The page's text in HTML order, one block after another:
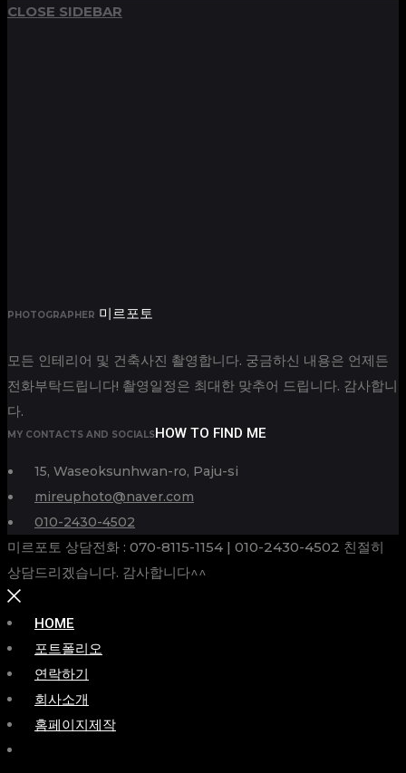
CLOSE SIDEBAR
PHOTOGRAPHER 미르포토
모든 인테리어 및 건축사진 촬영합니다. 궁금하신 내용은 언제든
전화부탁드립니다! 촬영일정은 최대한 맞추어 드립니다. 감사합니
다.
MY CONTACTS AND SOCIALSHOW TO FIND ME
15, Waseoksunhwan-ro, Paju-si
mireuphoto@naver.com
010-2430-4502
미르포토 상담전화 : 070-8115-1154 | 010-2430-4502 친절히
상담드리겠습니다. 감사합니다^^
HOME
포트폴리오
연락하기
회사소개
홈페이지제작